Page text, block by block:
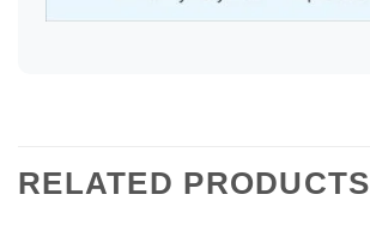
RELATED PRODUCTS